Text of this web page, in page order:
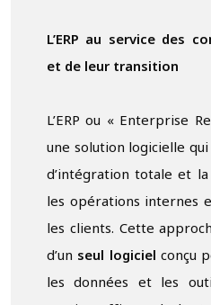
L’ERP au service des
et de leur transition
L’ERP ou « Enterprise
une solution logicielle
d’intégration totale et
les opérations internes
les clients. Cette
d’un seul logiciel conçu
les données et les